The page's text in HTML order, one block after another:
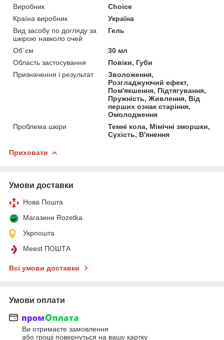
Виробник
Choice
Країна виробник
Україна
Вид засобу по догляду за
шкірою навколо очей
Гель
Об`єм
30 мл
Область застосування
Повіки, Губи
Призначення і результат
Зволоження,
Розгладжуючий ефект,
Пом'якшення, Підтягування,
Пружність, Живлення, Від
перших ознак старіння,
Омолодження
Проблема шкіри
Темні кола, Мімічні зморшки,
Сухість, В'янення
Приховати
Умови доставки
Нова Пошта
Магазини Rozetka
Укрпошта
Meest ПОШТА
Всі умови доставки
Умови оплати
Ви отримаєте замовлення
або гроші повернуться на вашу картку